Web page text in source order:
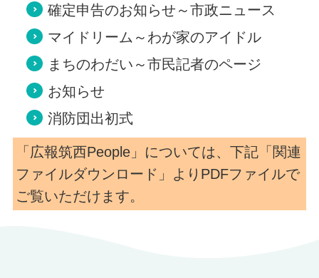
確定申告のお知らせ～市政ニュース
マイドリーム～わが家のアイドル
まちのわだい～市民記者のページ
お知らせ
消防団出初式
「広報筑西People」については、下記「関連
ファイルダウンロード」よりPDFファイルで
ご覧いただけます。